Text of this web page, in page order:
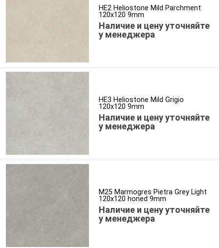
HE2 Heliostone Mild Parchment
120x120 9mm
Наличие и цену уточняйте
у менеджера
HE3 Heliostone Mild Grigio
120x120 9mm
Наличие и цену уточняйте
у менеджера
M25 Marmogres Pietra Grey Light
120x120 honed 9mm
Наличие и цену уточняйте
у менеджера